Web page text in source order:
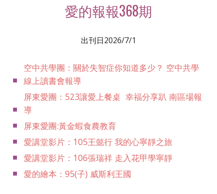
愛的報報368期
出刊日2026/7/1
空中共學團：關於失智症你知道多少？ 空中共學
線上讀書會報導
屏東愛團：523讓愛上餐桌 幸福分享趴 南區場報
導
屏東愛團:黃金蝦食農教育
愛講堂影片：105王懿行 我的心寧靜之旅
愛講堂影片：106張瑞祥 走入花甲學寧靜
愛的繪本：95(子) 威斯利王國